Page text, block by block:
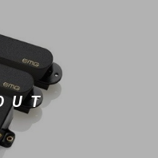
パーカッション
電子ピアノ